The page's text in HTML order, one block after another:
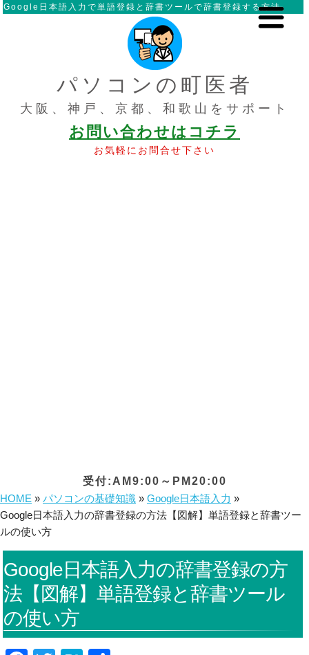
Google日本語入力で単語登録と辞書ツールで辞書登録する方法
パソコンの町医者
大阪、神戸、京都、和歌山をサポート
お問い合わせはコチラ
お気軽にお問合せ下さい
受付:AM9:00～PM20:00
HOME » パソコンの基礎知識 » Google日本語入力 »
Google日本語入力の辞書登録の方法【図解】単語登録と辞書ツー
ルの使い方
Google日本語入力の辞書登録の方
法【図解】単語登録と辞書ツール
の使い方